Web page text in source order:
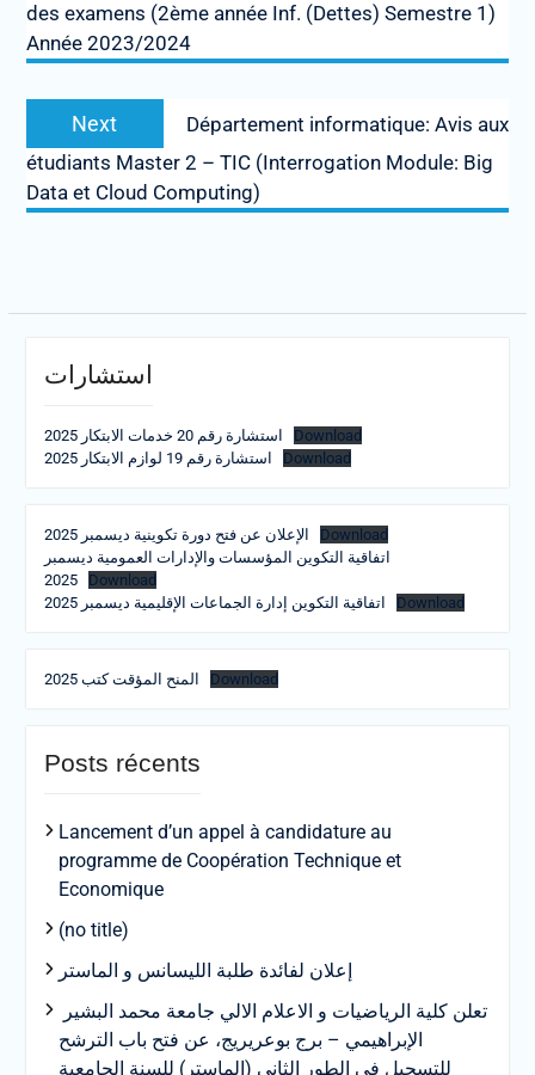
des examens (2ème année Inf. (Dettes) Semestre 1)
Année 2023/2024
Next
Next
post:
Département informatique: Avis aux
étudiants Master 2 – TIC (Interrogation Module: Big
Data et Cloud Computing)
استشارات
استشارة رقم 20 خدمات الابتكار 2025
Download
استشارة رقم 19 لوازم الابتكار 2025
Download
الإعلان عن فتح دورة تكوينية ديسمبر 2025
Download
اتفاقية التكوين المؤسسات والإدارات العمومية ديسمبر
2025
Download
اتفاقية التكوين إدارة الجماعات الإقليمية ديسمبر 2025
Download
المنح المؤقت كتب 2025 Download
Posts récents
Lancement d’un appel à candidature au
programme de Coopération Technique et
Economique
(no title)
إعلان لفائدة طلبة الليسانس و الماستر
الإبراهيمي – برج بوعريريج، عن فتح باب الترشح
للتسجيل في الطور الثاني (الماستر) للسنة الجامعية